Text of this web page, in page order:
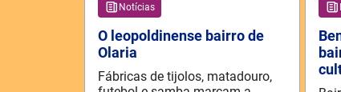
Notícias
O leopoldinense bairro de
Olaria
Fábricas de tijolos, matadouro,